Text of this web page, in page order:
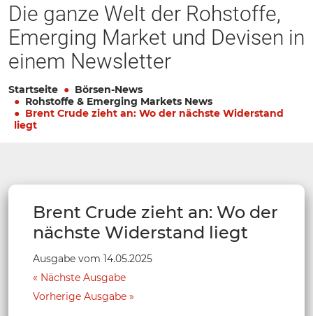
Die ganze Welt der Rohstoffe,
Emerging Market und Devisen in
einem Newsletter
Startseite
Börsen-News
Rohstoffe & Emerging Markets News
Brent Crude zieht an: Wo der nächste Widerstand
liegt
Brent Crude zieht an: Wo der
nächste Widerstand liegt
Ausgabe vom 14.05.2025
Nächste Ausgabe
Vorherige Ausgabe